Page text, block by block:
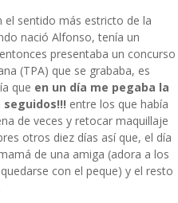
el sentido más estricto de la
nació Alfonso, tenía un
presentaba un concurso
(TPA) que se grababa, es
que en un día me pegaba la
seguidos!!! entre los que había
de veces y retocar maquillaje
otros diez días así que, el día
de una amiga (adora a los
con el peque) y el resto